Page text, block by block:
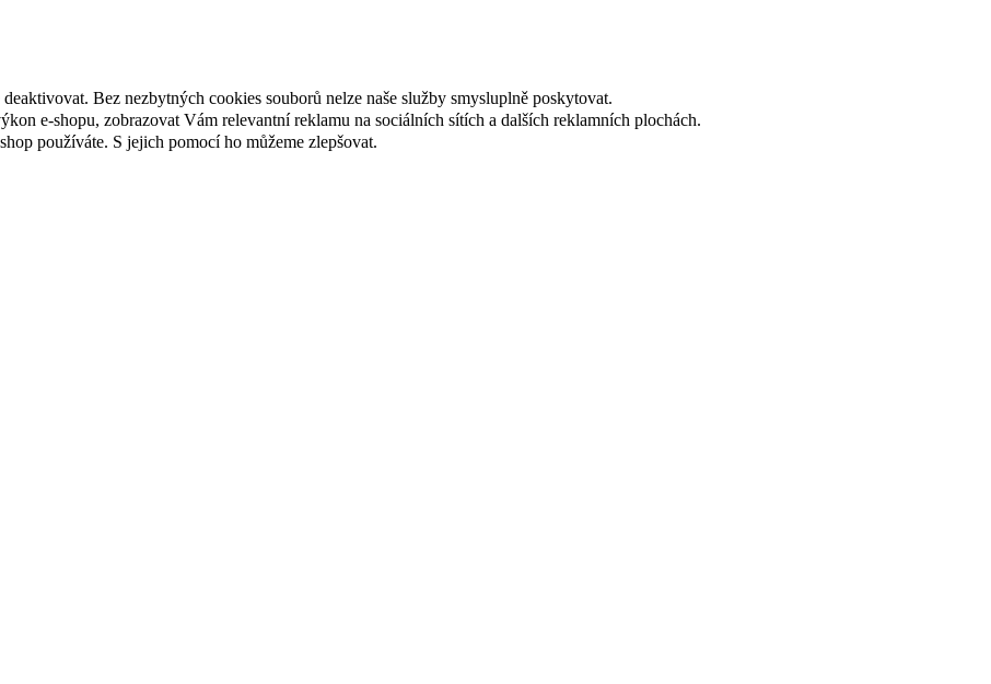
Bez nezbytných cookies souborů nelze naše služby smysluplně poskytovat.
e-shopu, zobrazovat Vám relevantní reklamu na sociálních sítích a dalších reklamních plochách.
používáte. S jejich pomocí ho můžeme zlepšovat.